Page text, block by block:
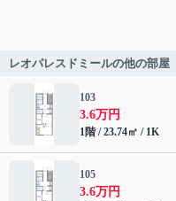
レオパレスドミールの他の部屋
103
3.6万円
1階 / 23.74㎡ / 1K
105
3.6万円